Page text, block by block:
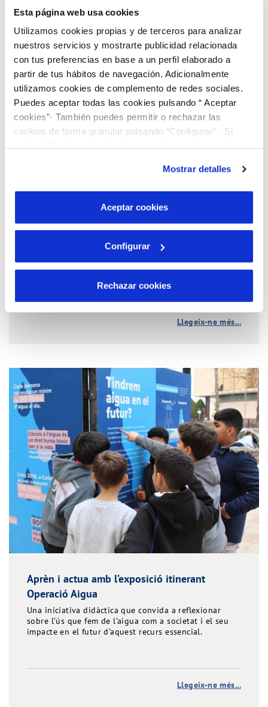
Esta página web usa cookies
Utilizamos cookies propias y de terceros para analizar
nuestros servicios y mostrarte publicidad relacionada
con tus preferencias en base a un perfil elaborado a
partir de tus hábitos de navegación. Adicionalmente
utilizamos cookies de complemento de redes sociales.
Puedes aceptar todas las cookies pulsando “ Aceptar
cookies”· También puedes permitir o rechazar las
cookies de forma granular pulsando “Configurar”. Si
son indispensables para que el sitio web funcione y que
por tanto no se pueden desactivar. Puedes consultar
más información en nuestraPolítica de Cookies
Mostrar detalles
Aceptar cookies
Configurar
Rechazar cookies
Descobreix el nostre programa de Beques
“Joves Talents”!
Busquem joves brillants que vulguin cursar estudis
Llegeix-ne més...
Aprèn i actua amb l’exposició itinerant
Operació Aigua
Una iniciativa didàctica que convida a reflexionar
sobre l’ús que fem de l’aigua com a societat i el seu
impacte en el futur d’aquest recurs essencial.
Llegeix-ne més...